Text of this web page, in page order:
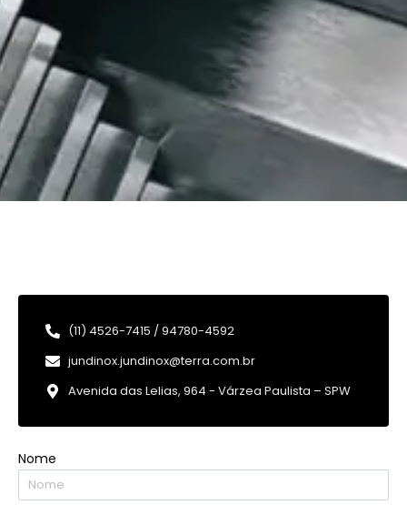
(11) 4526-7415 / 94780-4592
jundinox.jundinox@terra.com.br
Avenida das Lelias, 964 - Várzea Paulista – SPW
Nome